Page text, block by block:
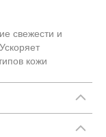
свежести и
кожи
комплекс-